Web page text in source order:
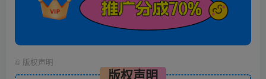
© 版权声明
版权声明